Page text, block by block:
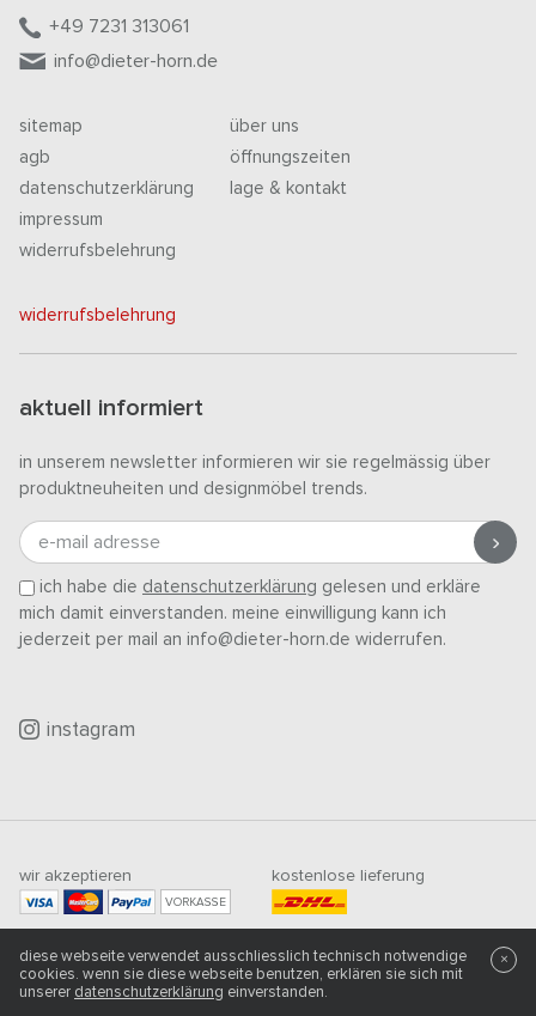
+49 7231 313061
info@dieter-horn.de
sitemap
agb
datenschutzerklärung
impressum
widerrufsbelehrung
über uns
öffnungszeiten
lage & kontakt
widerrufsbelehrung
aktuell informiert
in unserem newsletter informieren wir sie regelmässig über
produktneuheiten und designmöbel trends.
e-mail adresse
ich habe die datenschutzerklärung gelesen und erkläre
mich damit einverstanden. meine einwilligung kann ich
jederzeit per mail an info@dieter-horn.de widerrufen.
instagram
wir akzeptieren
VORKASSE
kostenlose lieferung
500CHF
diese webseite verwendet ausschliesslich technisch notwendige
cookies. wenn sie diese webseite benutzen, erklären sie sich mit
unserer datenschutzerklärung einverstanden.
×